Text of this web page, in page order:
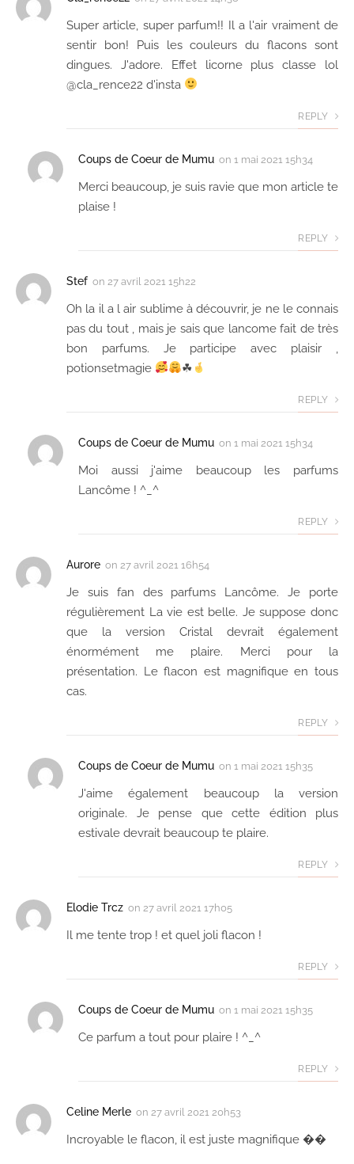
Super article, super parfum!! Il a l'air vraiment de
sentir bon! Puis les couleurs du flacons sont
dingues. J'adore. Effet licorne plus classe lol
@cla_rence22 d'insta
REPLY
Coups de Coeur de Mumu on 1 mai 2021 15h34
Merci beaucoup, je suis ravie que mon article te
plaise !
REPLY
Stef on 27 avril 2021 15h22
Oh la il a l air sublime à découvrir, je ne le connais
pas du tout , mais je sais que lancome fait de très
bon parfums. Je participe avec plaisir ,
potionsetmagie
☘
REPLY
Coups de Coeur de Mumu on 1 mai 2021 15h34
Moi aussi j'aime beaucoup les parfums
Lancôme ! ^_^
REPLY
Aurore on 27 avril 2021 16h54
Je suis fan des parfums Lancôme. Je porte
régulièrement La vie est belle. Je suppose donc
que la version Cristal devrait également
énormément me plaire. Merci pour la
présentation. Le flacon est magnifique en tous
cas.
REPLY
Coups de Coeur de Mumu on 1 mai 2021 15h35
J'aime également beaucoup la version
originale. Je pense que cette édition plus
estivale devrait beaucoup te plaire.
REPLY
Elodie Trcz on 27 avril 2021 17h05
Il me tente trop ! et quel joli flacon !
REPLY
Coups de Coeur de Mumu on 1 mai 2021 15h35
Ce parfum a tout pour plaire ! ^_^
REPLY
Celine Merle on 27 avril 2021 20h53
Incroyable le flacon, il est juste magnifique ��